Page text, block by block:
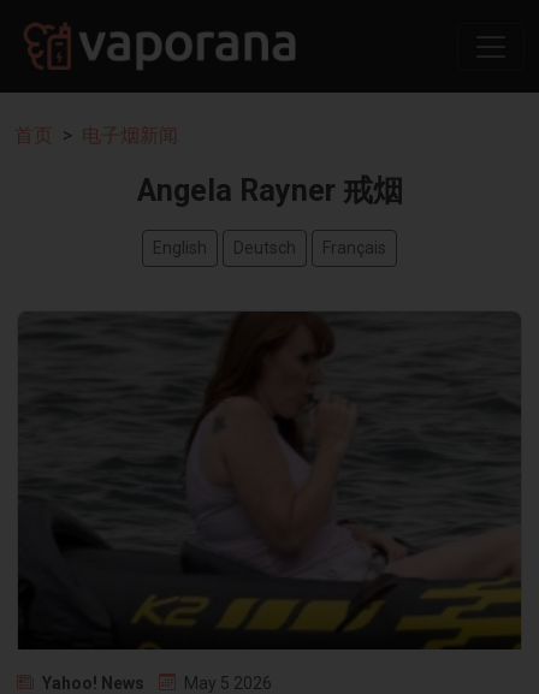
首页 电子烟新闻
Angela Rayner 戒烟
English Deutsch Français
Yahoo! News May 5 2026